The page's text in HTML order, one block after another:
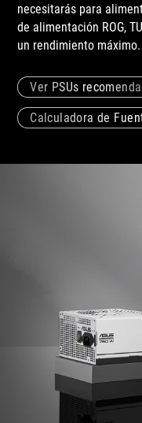
necesitarás para
de alimentación ROG,
un rendimiento máximo.
Ver PSUs
Calculadora de